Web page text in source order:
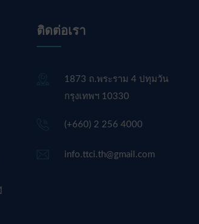
ติดต่อเรา
1873 ถ.พระราม 4 ปทุมวัน
กรุงเทพฯ 10330
(+660) 2 256 4000
info.ttci.th@gmail.com